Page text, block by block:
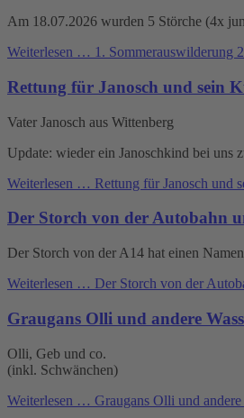
Am 18.07.2026 wurden 5 Störche (4x
Weiterlesen … 1. Sommerauswilderung
Rettung für Janosch und sein
Vater Janosch aus Wittenberg
Update: wieder ein Janoschkind bei uns
Weiterlesen … Rettung für Janosch und
Der Storch von der Autobahn
Der Storch von der A14 hat einen
Weiterlesen … Der Storch von der
Graugans Olli und andere
Olli, Geb und co.
(inkl. Schwänchen)
Weiterlesen … Graugans Olli und andere